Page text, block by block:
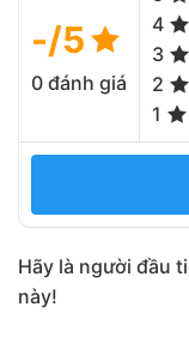
-/5
0 đánh giá
4
3
2
1
Hãy là người đầu
này!